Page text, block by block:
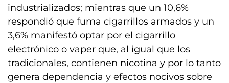
industrializados; mientras que un 10,6%
respondió que fuma cigarrillos armados y un
3,6% manifestó optar por el cigarrillo
electrónico o vaper que, al igual que los
tradicionales, contienen nicotina y por lo tanto
genera dependencia y efectos nocivos sobre